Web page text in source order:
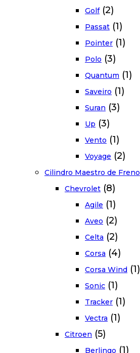
Golf (2)
Passat (1)
Pointer (1)
Polo (3)
Quantum (1)
Saveiro (1)
Suran (3)
Up (3)
Vento (1)
Voyage (2)
Cilindro Maestro de Freno
Chevrolet (8)
Agile (1)
Aveo (2)
Celta (2)
Corsa (4)
Corsa Wind (1)
Sonic (1)
Tracker (1)
Vectra (1)
Citroen (5)
Berlingo (1)